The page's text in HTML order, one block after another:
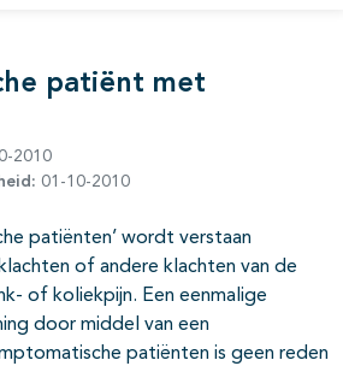
patiënt met
2010
01-10-2010
patiënten’ wordt verstaan
of andere klachten van de
of koliekpijn. Een eenmalige
door middel van een
patiënten is geen reden